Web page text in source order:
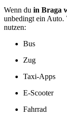
Wenn du in Braga
unbedingt ein Auto.
nutzen:
Bus
Zug
Taxi-Apps
E-Scooter
Fahrrad